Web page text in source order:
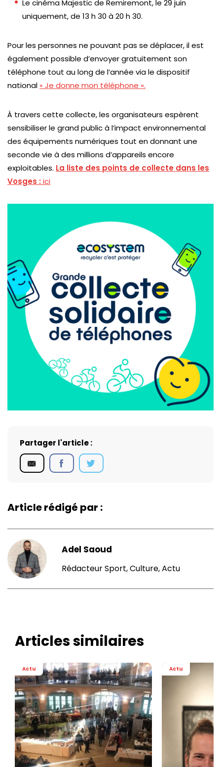
Le cinéma Majestic de Remiremont, le 29 juin
uniquement, de 13 h 30 à 20 h 30.
Pour les personnes ne pouvant pas se déplacer, il est
également possible d’envoyer gratuitement son
téléphone tout au long de l’année via le dispositif
national« Je donne mon téléphone ».
À travers cette collecte, les organisateurs espèrent
sensibiliser le grand public à l’impact environnemental
des équipements numériques tout en donnant une
seconde vie à des millions d’appareils encore
exploitables. La liste des points de collecte dans les
Vosges : ici
Partager l'article :
Article rédigé par :
Adel Saoud
Rédacteur Sport, Culture, Actu
Articles similaires
Actu Actu